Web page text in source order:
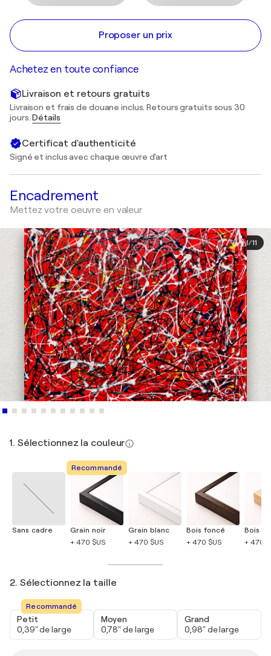
Proposer un prix
Achetez en toute confiance
Livraison et retours gratuits
Livraison et frais de douane inclus. Retours gratuits sous 30
jours.Détails
Certificat d'authenticité
Signé et inclus avec chaque œuvre d'art
Encadrement
Mettez votre oeuvre en valeur
1/11
1. Sélectionnez la couleur
Sans cadre
Recommandé
Grain noir
+ 470 $US
Grain blanc
+ 470 $US
Bois foncé
+ 470 $US
Bois
+ 470
2. Sélectionnez la taille
Recommandé
Petit
0,39" de large
Moyen
0,78" de large
Grand
0,98" de large